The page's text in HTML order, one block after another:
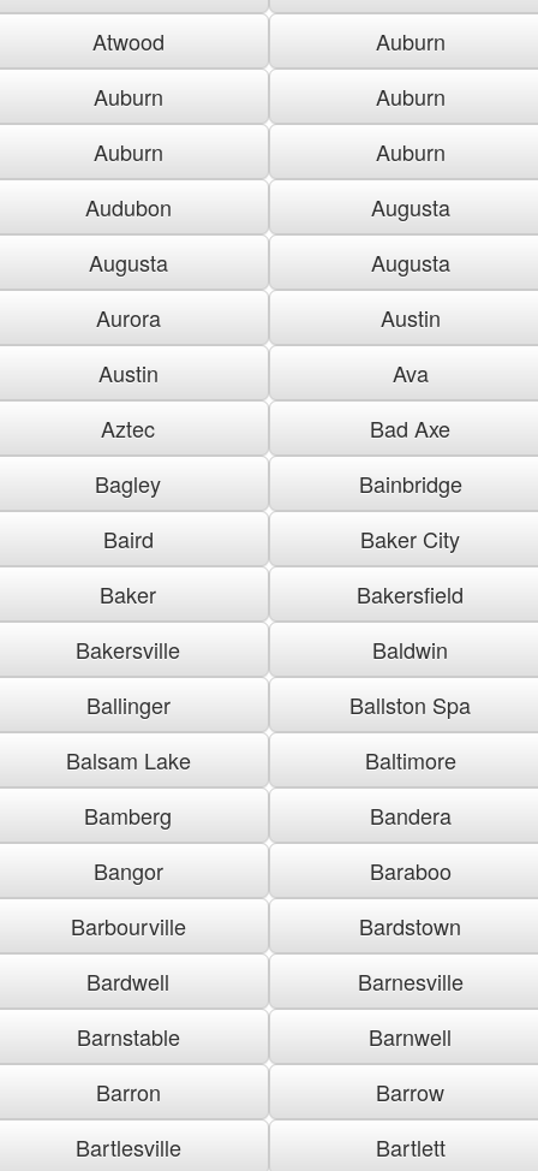
Atwood
Auburn
Auburn
Auburn
Auburn
Auburn
Audubon
Augusta
Augusta
Augusta
Aurora
Austin
Austin
Ava
Aztec
Bad Axe
Bagley
Bainbridge
Baird
Baker City
Baker
Bakersfield
Bakersville
Baldwin
Ballinger
Ballston Spa
Balsam Lake
Baltimore
Bamberg
Bandera
Bangor
Baraboo
Barbourville
Bardstown
Bardwell
Barnesville
Barnstable
Barnwell
Barron
Barrow
Bartlesville
Bartlett